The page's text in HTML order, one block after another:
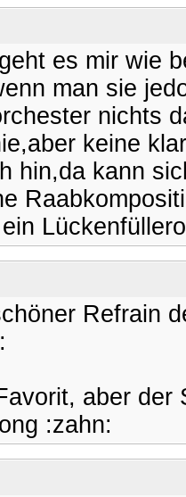
es mir wie
man sie
nichts
keine
hin,da kann
Refrain
aber der
:zahn: